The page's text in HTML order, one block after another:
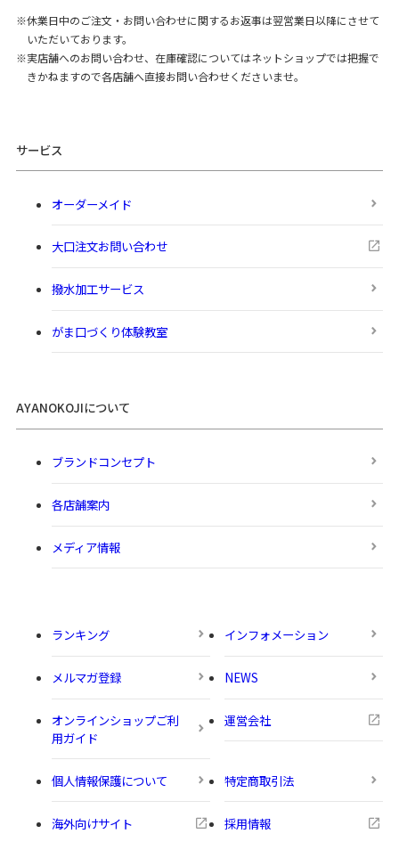
休業日中のご注文・お問い合わせに関するお返事は翌営業日以降にさせて
いただいております。
実店舗へのお問い合わせ、在庫確認についてはネットショップでは把握で
きかねますので各店舗へ直接お問い合わせくださいませ。
サービス
オーダーメイド
大口注文お問い合わせ
撥水加工サービス
がま口づくり体験教室
AYANOKOJIについて
ブランドコンセプト
各店舗案内
メディア情報
ランキング インフォメーション
メルマガ登録 NEWS
オンラインショップご利
用ガイド
運営会社
個人情報保護について 特定商取引法
海外向けサイト 採用情報